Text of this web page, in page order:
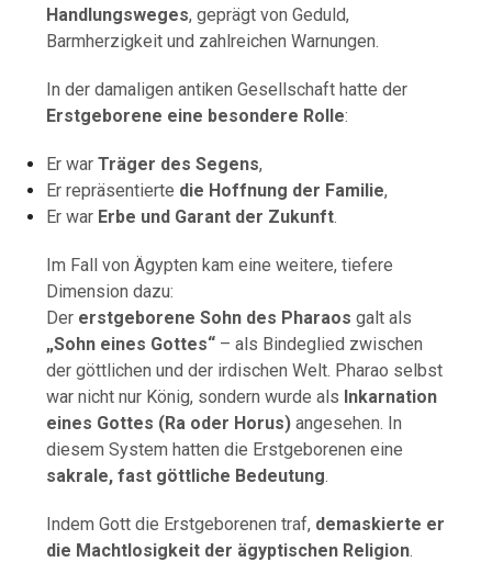
Handlungsweges, geprägt von Geduld,
Barmherzigkeit und zahlreichen Warnungen.
In der damaligen antiken Gesellschaft hatte der
Erstgeborene eine besondere Rolle:
Er warTräger des Segens,
Er repräsentierte die Hoffnung der Familie,
Er war Erbe und Garant der Zukunft.
Im Fall von Ägypten kam eine weitere, tiefere
Dimension dazu:
Der erstgeborene Sohn des Pharaos galt als
„Sohn eines Gottes“ – als Bindeglied zwischen
der göttlichen und der irdischen Welt. Pharao selbst
war nicht nur König, sondern wurde als Inkarnation
eines Gottes (Ra oder Horus) angesehen. In
diesem System hatten die Erstgeborenen eine
sakrale, fast göttliche Bedeutung.
Indem Gott die Erstgeborenen traf, demaskierte er
die Machtlosigkeit der ägyptischen Religion.